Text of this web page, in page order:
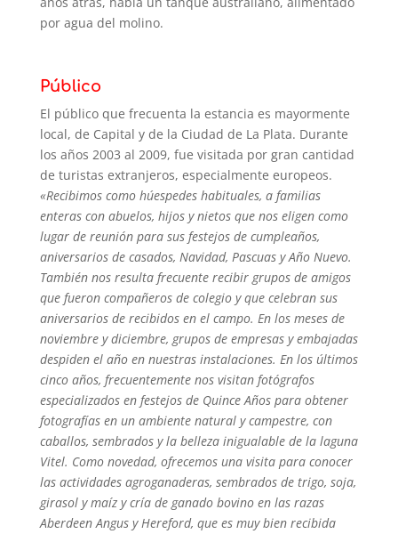
por agua del molino.
Público
El público que frecuenta la estancia es mayormente
local, de Capital y de la Ciudad de La Plata. Durante
los años 2003 al 2009, fue visitada por gran cantidad
de turistas extranjeros, especialmente europeos.
«Recibimos como húespedes habituales, a familias
enteras con abuelos, hijos y nietos que nos eligen como
lugar de reunión para sus festejos de cumpleaños,
aniversarios de casados, Navidad, Pascuas y Año Nuevo.
También nos resulta frecuente recibir grupos de amigos
que fueron compañeros de colegio y que celebran sus
aniversarios de recibidos en el campo. En los meses de
noviembre y diciembre, grupos de empresas y embajadas
despiden el año en nuestras instalaciones. En los últimos
cinco años, frecuentemente nos visitan fotógrafos
especializados en festejos de Quince Años para obtener
fotografías en un ambiente natural y campestre, con
caballos, sembrados y la belleza inigualable de la laguna
Vitel. Como novedad, ofrecemos una visita para conocer
las actividades agroganaderas, sembrados de trigo, soja,
girasol y maíz y cría de ganado bovino en las razas
Aberdeen Angus y Hereford, que es muy bien recibida